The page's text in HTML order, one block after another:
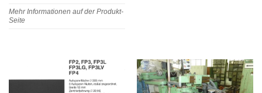
Mehr Informationen auf der Produkt-
Seite